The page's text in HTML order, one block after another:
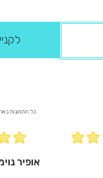
כל התמונות
אופיר